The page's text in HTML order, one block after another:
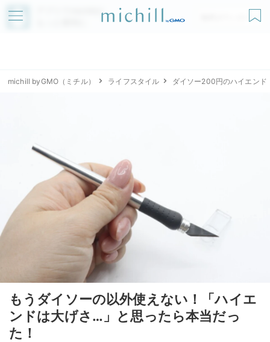
アプリでmichillが
無料ダウンロード
michill byGMO（ミチル） ライフスタイル ダイソー200円のハイエンド
もうダイソーの以外使えない！「ハイエ
ンドは大げさ…」と思ったら本当だっ
た！